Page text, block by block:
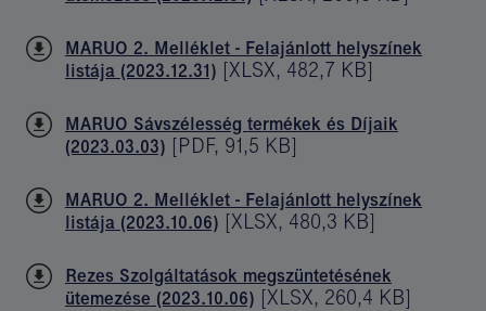
MARUO 2. Melléklet - Felajánlott helyszínek
listája (2023.12.31) [XLSX, 482,7 KB]
MARUO Sávszélesség termékek és Díjaik
(2023.03.03) [PDF, 91,5 KB]
MARUO 2. Melléklet - Felajánlott helyszínek
listája (2023.10.06) [XLSX, 480,3 KB]
Rezes Szolgáltatások megszüntetésének
ütemezése (2023.10.06) [XLSX, 260,4 KB]